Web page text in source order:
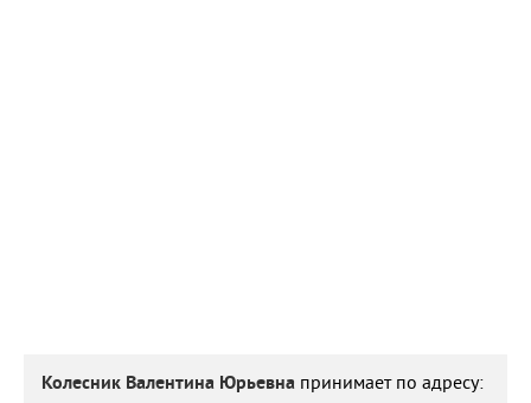
Колесник Валентина Юрьевна принимает по адресу: